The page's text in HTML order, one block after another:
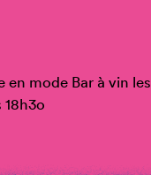
en mode Bar à vin